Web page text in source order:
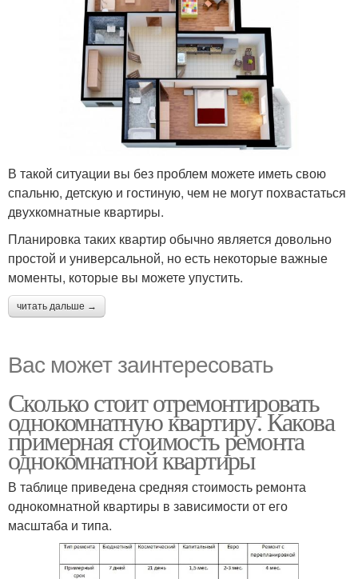
В такой ситуации вы без проблем можете иметь свою
спальню, детскую и гостиную, чем не могут похвастаться
двухкомнатные квартиры.
Планировка таких квартир обычно является довольно
простой и универсальной, но есть некоторые важные
моменты, которые вы можете упустить.
читать дальше →
Вас может заинтересовать
Сколько стоит отремонтировать
однокомнатную квартиру. Какова
примерная стоимость ремонта
однокомнатной квартиры
В таблице приведена средняя стоимость ремонта
однокомнатной квартиры в зависимости от его
масштаба и типа.